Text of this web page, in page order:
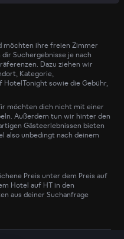
möchten ihre freien Zimmer
Suchergebnisse je nach
Dazu ziehen wir
Kategorie,
sowie die Gebühr,
möchten dich nicht mit einer
Außerdem tun wir hinter den
Gästeerlebnissen bieten
also unbedingt nach deinem
Preis unter dem Preis auf
Hotel auf HT in den
aus deiner Suchanfrage